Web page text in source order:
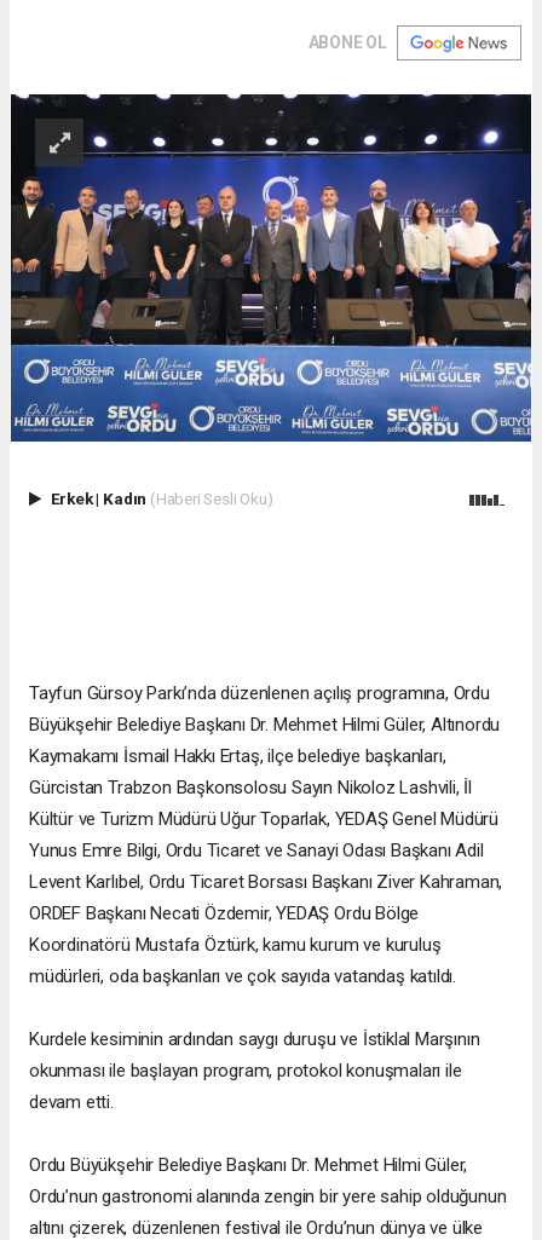
ABONE OL
Erkek| Kadın (Haberi Sesli Oku)
Tayfun Gürsoy Parkı’nda düzenlenen açılış programına, Ordu
Büyükşehir Belediye Başkanı Dr. Mehmet Hilmi Güler, Altınordu
Kaymakamı İsmail Hakkı Ertaş, ilçe belediye başkanları,
Gürcistan Trabzon Başkonsolosu Sayın Nikoloz Lashvili, İl
Kültür ve Turizm Müdürü Uğur Toparlak, YEDAŞ Genel Müdürü
Yunus Emre Bilgi, Ordu Ticaret ve Sanayi Odası Başkanı Adil
Levent Karlıbel, Ordu Ticaret Borsası Başkanı Ziver Kahraman,
ORDEF Başkanı Necati Özdemir, YEDAŞ Ordu Bölge
Koordinatörü Mustafa Öztürk, kamu kurum ve kuruluş
müdürleri, oda başkanları ve çok sayıda vatandaş katıldı.
Kurdele kesiminin ardından saygı duruşu ve İstiklal Marşının
okunması ile başlayan program, protokol konuşmaları ile
devam etti.
Ordu Büyükşehir Belediye Başkanı Dr. Mehmet Hilmi Güler,
Ordu’nun gastronomi alanında zengin bir yere sahip olduğunun
altını çizerek, düzenlenen festival ile Ordu’nun dünya ve ülke